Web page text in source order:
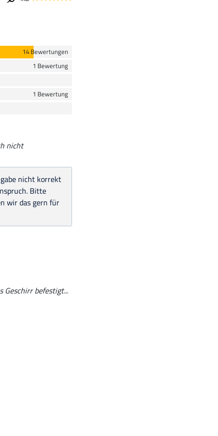
14 Bewertungen
1 Bewertung
1 Bewertung
nicht
nicht korrekt
Bitte
wir das gern für
Geschirr befestigt...